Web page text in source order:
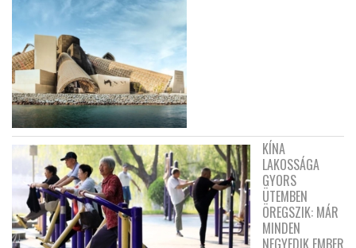
KÍNA
LAKOSSÁGA
GYORS
ÜTEMBEN
ÖREGSZIK: MÁR
MINDEN